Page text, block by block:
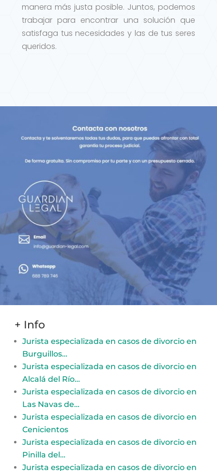
manera más justa posible. Juntos, podemos
trabajar para encontrar una solución que
satisfaga tus necesidades y las de tus seres
queridos.
+ Info
Jurista especializada en casos de divorcio en
Burguillos…
Jurista especializada en casos de divorcio en
Alcalá del Río…
Jurista especializada en casos de divorcio en
Las Navas de…
Jurista especializada en casos de divorcio en
Cenicientos
Jurista especializada en casos de divorcio en
Pinilla del…
Jurista especializada en casos de divorcio en